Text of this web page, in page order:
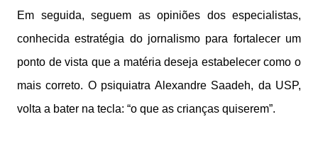
Em seguida, seguem as opiniões dos especialistas,
conhecida estratégia do jornalismo para fortalecer um
ponto de vista que a matéria deseja estabelecer como o
mais correto. O psiquiatra Alexandre Saadeh, da USP,
volta a bater na tecla: “o que as crianças quiserem”.